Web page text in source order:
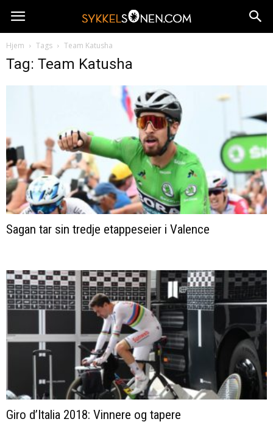
Hjem Tags Team Katusha
Tag: Team Katusha
Sagan tar sin tredje etappeseier i Valence
Giro d’Italia 2018: Vinnere og tapere